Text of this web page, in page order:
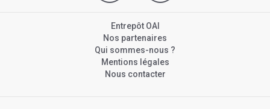
Entrepôt OAI
Nos partenaires
Qui sommes-nous ?
Mentions légales
Nous contacter